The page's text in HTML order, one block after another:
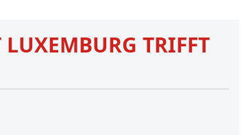
TRIFFT